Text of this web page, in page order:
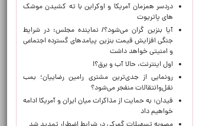
دردسر همزمان آمریکا و اوکراین با ته کشیدن موشک
های پاتریوت
آیا بنزین گران می‌شود؟/ نماینده مجلس: در شرایط
جنگی افزایش قیمت بنزین پیامدهای گسترده اجتماعی
و امنیتی خواهد داشت
اول اینترنت، حالا آب و برق؟!
رونمایی از جدی‌ترین مشتری رامین رضاییان؛ بمب
نقل‌وانتقالات منفجر می‌شود؟
فیدان: به حمایت از مذاکرات میان ایران و آمریکا ادامه
خواهیم داد